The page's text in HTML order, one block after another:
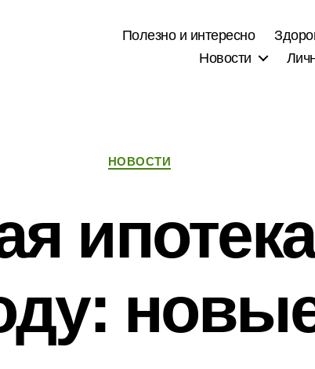
Полезно и интересно
Новости
Рубрики
НОВОСТИ